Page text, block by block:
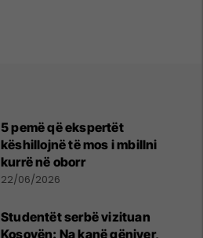
5 pemë që ekspertët
këshillojnë të mos i mbillni
kurrë në oborr
22/06/2026
Studentët serbë vizituan
Kosovën: Na kanë gënjyer,